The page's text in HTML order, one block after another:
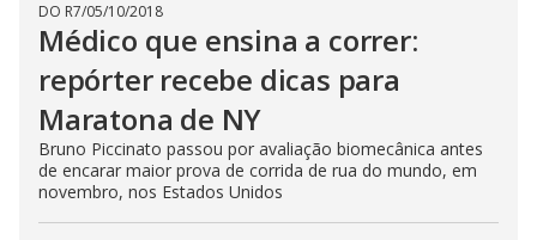
DO R7/05/10/2018
Médico que ensina a correr:
repórter recebe dicas para
Maratona de NY
Bruno Piccinato passou por avaliação biomecânica antes
de encarar maior prova de corrida de rua do mundo, em
novembro, nos Estados Unidos